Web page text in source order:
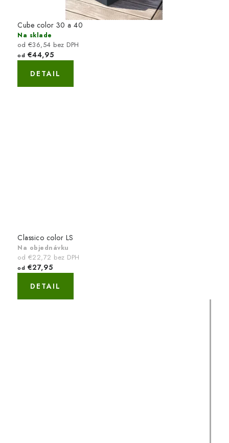
Cube color 30 a 40
Na sklade
od €36,54 bez DPH
od €44,95
DETAIL
Classico color LS
Na objednávku
od €22,72 bez DPH
od €27,95
DETAIL